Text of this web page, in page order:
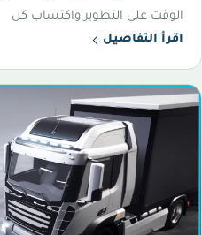
الوقت على التطوير واكتساب كل
اقرأ التفاصيل